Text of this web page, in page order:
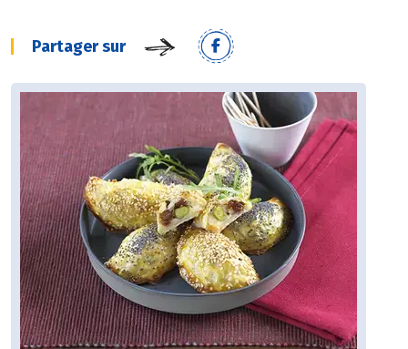
Partager sur